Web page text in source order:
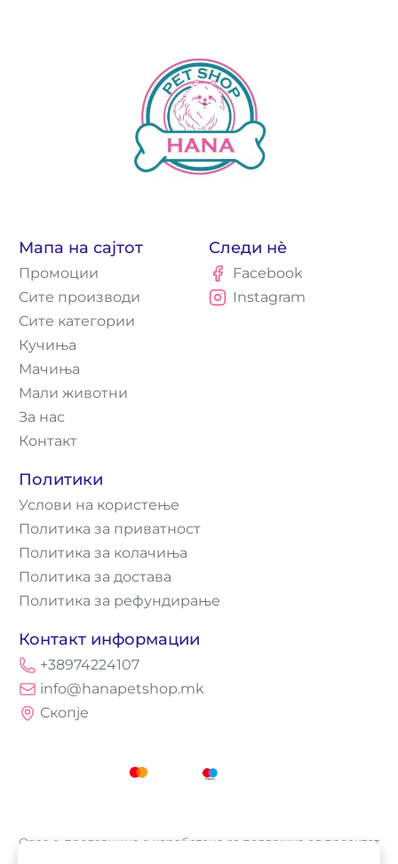
Мапа на сајтот
Промоции
Сите производи
Сите категории
Кучиња
Мачиња
Мали животни
За нас
Контакт
Политики
Услови на користење
Политика за приватност
Политика за колачиња
Политика за достава
Политика за рефундирање
Контакт информации
+38974224107
info@hanapetshop.mk
Скопје
Следи нè
Facebook
Instagram
Оваа е-продавница е изработена со поддршка од проектот